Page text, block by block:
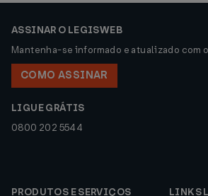
ASSINAR O LEGISWEB
Mantenha-se informado e atualizado com
COMO ASSINAR
LIGUE GRÁTIS
0800 202 5544
PRODUTOS E SERVIÇOS
LINKS